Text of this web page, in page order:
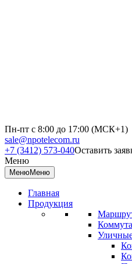
Пн-пт с 8:00 до 17:00 (МСК+1)
sale@npotelecom.ru
+7 (3412) 573-040Оставить
Меню
МенюМеню
Главная
Продукция